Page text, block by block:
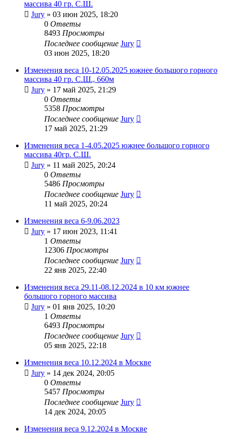
массива 40 гр. С.Ш.
Jury » 03 июн 2025, 18:20
0 Ответы
8493 Просмотры
Последнее сообщение Jury
03 июн 2025, 18:20
Изменения веса 10-12.05.2025 южнее большого горного
массива 40 гр. С.Ш., 660м
Jury » 17 май 2025, 21:29
0 Ответы
5358 Просмотры
Последнее сообщение Jury
17 май 2025, 21:29
Изменения веса 1-4.05.2025 южнее большого горного
массива 40гр. С.Ш.
Jury » 11 май 2025, 20:24
0 Ответы
5486 Просмотры
Последнее сообщение Jury
11 май 2025, 20:24
Изменения веса 6-9.06.2023
Jury » 17 июн 2023, 11:41
1 Ответы
12306 Просмотры
Последнее сообщение Jury
22 янв 2025, 22:40
Изменения веса 29.11-08.12.2024 в 10 км южнее
большого горного массива
Jury » 01 янв 2025, 10:20
1 Ответы
6493 Просмотры
Последнее сообщение Jury
05 янв 2025, 22:18
Изменения веса 10.12.2024 в Москве
Jury » 14 дек 2024, 20:05
0 Ответы
5457 Просмотры
Последнее сообщение Jury
14 дек 2024, 20:05
Изменения веса 9.12.2024 в Москве